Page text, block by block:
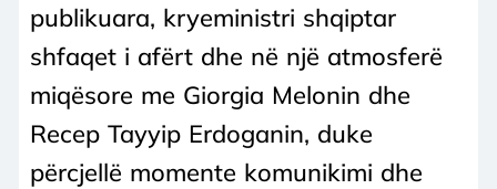
publikuara, kryeministri shqiptar
shfaqet i afërt dhe në një atmosferë
miqësore me Giorgia Melonin dhe
Recep Tayyip Erdoganin, duke
përcjellë momente komunikimi dhe